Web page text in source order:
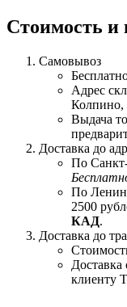
Стоимость и
Самовывоз
Адрес
Колпино,
Выдача
Доставка до
По
По
2500
КАД.
Доставка до
Доставка
клиенту